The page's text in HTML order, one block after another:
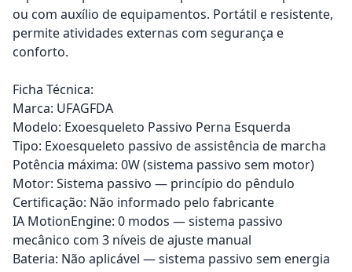
ou com auxílio de equipamentos. Portátil e resistente,
permite atividades externas com segurança e
conforto.
Ficha Técnica:
Marca: UFAGFDA
Modelo: Exoesqueleto Passivo Perna Esquerda
Tipo: Exoesqueleto passivo de assistência de marcha
Potência máxima: 0W (sistema passivo sem motor)
Motor: Sistema passivo — princípio do pêndulo
Certificação: Não informado pelo fabricante
IA MotionEngine: 0 modos — sistema passivo
mecânico com 3 níveis de ajuste manual
Bateria: Não aplicável — sistema passivo sem energia